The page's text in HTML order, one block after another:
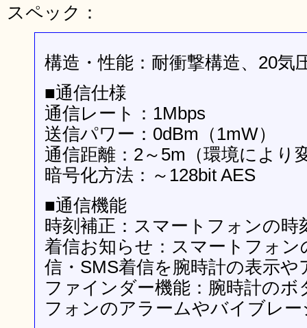
スペック：
構造・性能：耐衝撃構造、20気
■通信仕様
通信レート：1Mbps
送信パワー：0dBm（1mW）
通信距離：2～5m（環境により
暗号化方法：～128bit AES
■通信機能
時刻補正：スマートフォンの時
着信お知らせ：スマートフォン
信・SMS着信を腕時計の表示や
ファインダー機能：腕時計の
フォンのアラームやバイブレ